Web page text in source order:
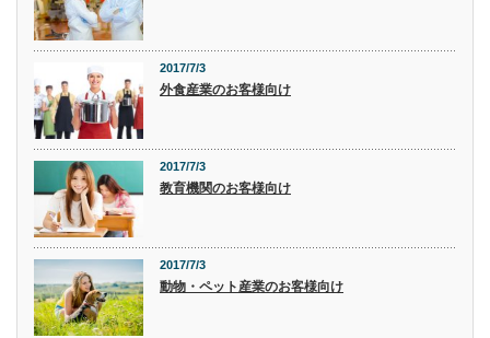
2017/7/3
外食産業のお客様向け
2017/7/3
教育機関のお客様向け
2017/7/3
動物・ペット産業のお客様向け